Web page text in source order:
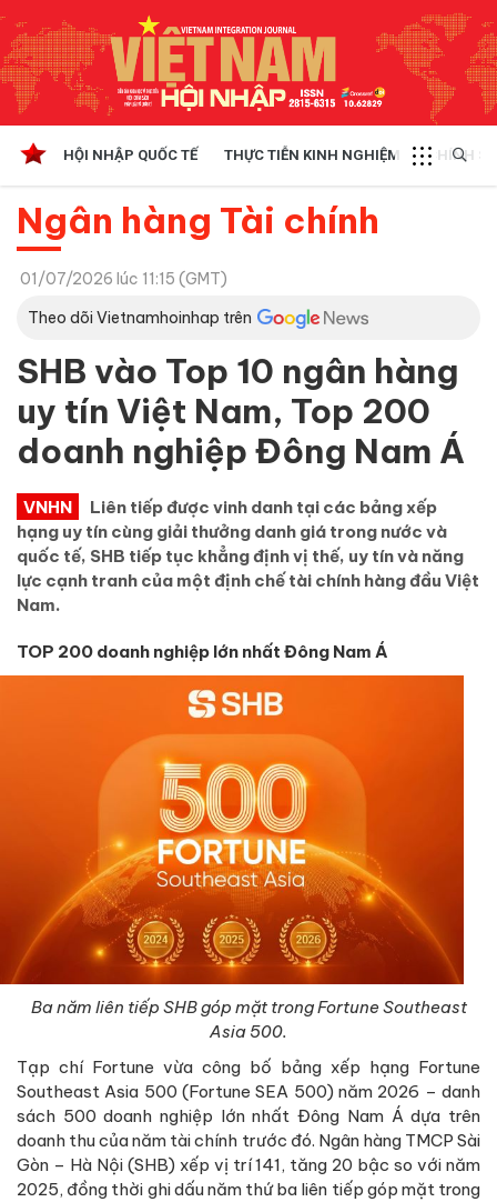
HỘI NHẬP QUỐC TẾ THỰC TIỄN KINH NGHIỆM CHÍNH
Ngân hàng Tài chính
01/07/2026 lúc 11:15 (GMT)
Theo dõi Vietnamhoinhap trên
SHB vào Top 10 ngân hàng
uy tín Việt Nam, Top 200
doanh nghiệp Đông Nam Á
VNHN
Liên tiếp được vinh danh tại các bảng xếp
hạng uy tín cùng giải thưởng danh giá trong nước và
quốc tế, SHB tiếp tục khẳng định vị thế, uy tín và năng
lực cạnh tranh của một định chế tài chính hàng đầu Việt
Nam.
TOP 200 doanh nghiệp lớn nhất Đông Nam Á
Ba năm liên tiếp SHB góp mặt trong Fortune Southeast
Asia 500.
Tạp chí Fortune vừa công bố bảng xếp hạng Fortune
Southeast Asia 500 (Fortune SEA 500) năm 2026 – danh
sách 500 doanh nghiệp lớn nhất Đông Nam Á dựa trên
doanh thu của năm tài chính trước đó. Ngân hàng TMCP Sài
Gòn – Hà Nội (SHB) xếp vị trí 141, tăng 20 bậc so với năm
2025, đồng thời ghi dấu năm thứ ba liên tiếp góp mặt trong